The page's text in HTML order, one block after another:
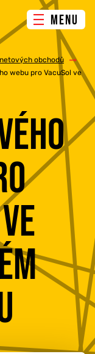
MENU
obchodů
/
webu pro VacuSol ve